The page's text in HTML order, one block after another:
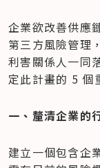
企業欲改善供應
第三方風險管理
利害關係人一同
定此計畫的 5 個
一、釐清企業的
建立一個包含企